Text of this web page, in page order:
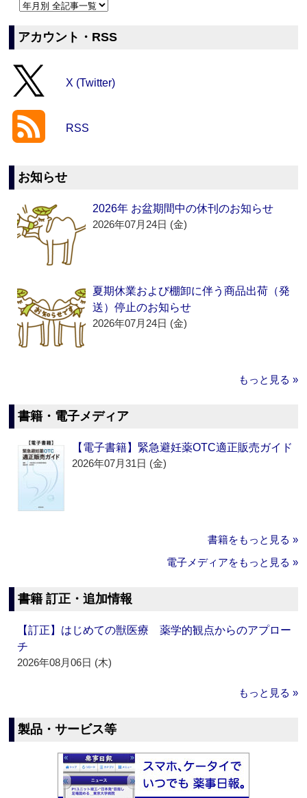
アカウント・RSS
X (Twitter)
RSS
お知らせ
2026年 お盆期間中の休刊のお知らせ
2026年07月24日 (金)
夏期休業および棚卸に伴う商品出荷（発
送）停止のお知らせ
2026年07月24日 (金)
もっと見る »
書籍・電子メディア
【電子書籍】緊急避妊薬OTC適正販売ガイド
2026年07月31日 (金)
書籍をもっと見る »
電子メディアをもっと見る »
書籍 訂正・追加情報
【訂正】はじめての獣医療 薬学的観点からのアプロー
チ
2026年08月06日 (木)
もっと見る »
製品・サービス等